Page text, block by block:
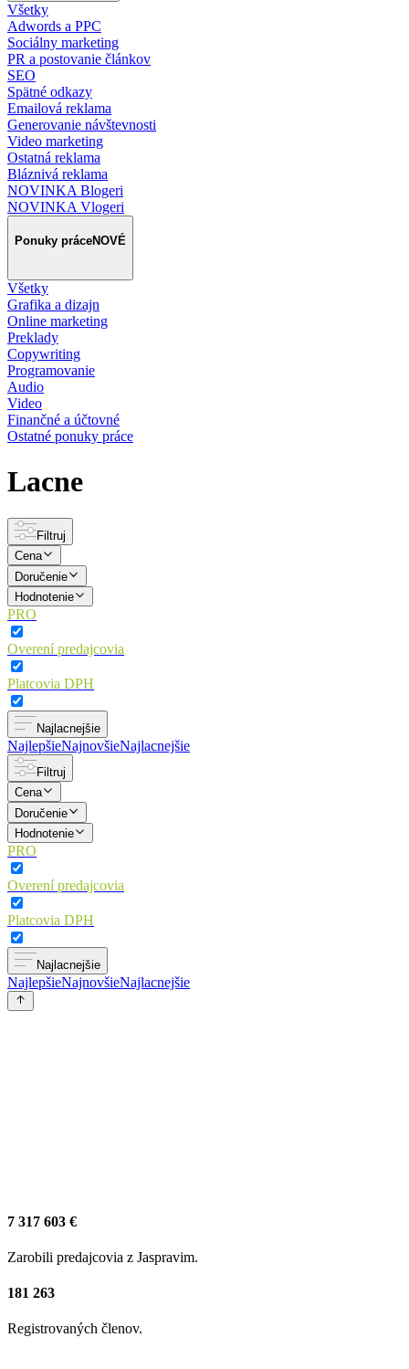
Všetky
Adwords a PPC
Sociálny marketing
PR a postovanie článkov
SEO
Spätné odkazy
Emailová reklama
Generovanie návštevnosti
Video marketing
Ostatná reklama
Bláznivá reklama
NOVINKA Blogeri
NOVINKA Vlogeri
Ponuky práceNOVÉ
Všetky
Grafika a dizajn
Online marketing
Preklady
Copywriting
Programovanie
Audio
Video
Finančné a účtovné
Ostatné ponuky práce
Lacne
Filtruj
Cena
Doručenie
Hodnotenie
PRO
Overení predajcovia
Platcovia DPH
Najlacnejšie
NajlepšieNajnovšieNajlacnejšie
Filtruj
Cena
Doručenie
Hodnotenie
PRO
Overení predajcovia
Platcovia DPH
Najlacnejšie
NajlepšieNajnovšieNajlacnejšie
7 317 603 €
Zarobili predajcovia z Jaspravim.
181 263
Registrovaných členov.